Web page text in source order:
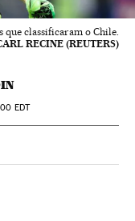
que classificaram o Chile.
RECINE (REUTERS)
EDT